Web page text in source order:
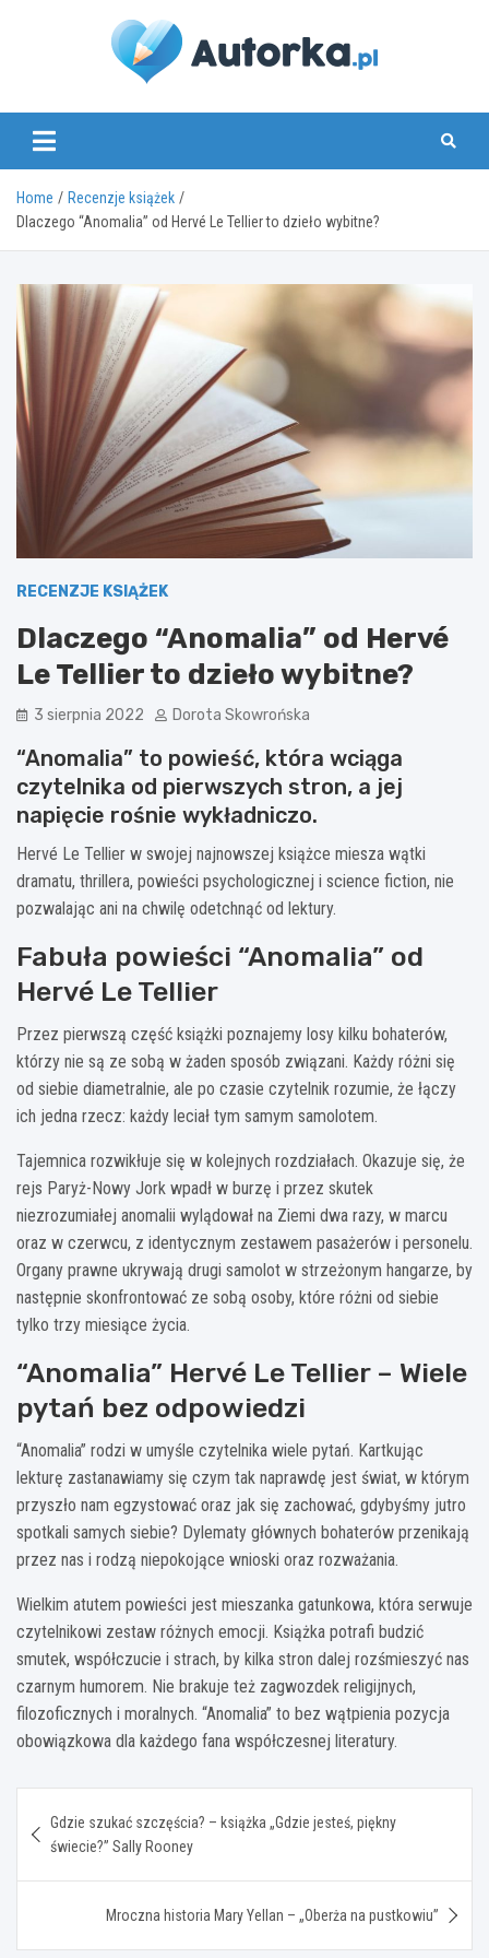
www.autorka.pl
Home
Recenzje książek
Dlaczego “Anomalia” od Hervé Le Tellier to dzieło wybitne?
RECENZJE KSIĄŻEK
Dlaczego “Anomalia” od Hervé
Le Tellier to dzieło wybitne?
3 sierpnia 2022 Dorota Skowrońska
“Anomalia” to powieść, która wciąga
czytelnika od pierwszych stron, a jej
napięcie rośnie wykładniczo.
Hervé Le Tellier w swojej najnowszej książce miesza wątki
dramatu, thrillera, powieści psychologicznej i science fiction, nie
pozwalając ani na chwilę odetchnąć od lektury.
Fabuła powieści “Anomalia” od
Hervé Le Tellier
Przez pierwszą część książki poznajemy losy kilku bohaterów,
którzy nie są ze sobą w żaden sposób związani. Każdy różni się
od siebie diametralnie, ale po czasie czytelnik rozumie, że łączy
ich jedna rzecz: każdy leciał tym samym samolotem.
Tajemnica rozwikłuje się w kolejnych rozdziałach. Okazuje się, że
rejs Paryż-Nowy Jork wpadł w burzę i przez skutek
niezrozumiałej anomalii wylądował na Ziemi dwa razy, w marcu
oraz w czerwcu, z identycznym zestawem pasażerów i personelu.
Organy prawne ukrywają drugi samolot w strzeżonym hangarze, by
następnie skonfrontować ze sobą osoby, które różni od siebie
tylko trzy miesiące życia.
“Anomalia” Hervé Le Tellier – Wiele
pytań bez odpowiedzi
“Anomalia” rodzi w umyśle czytelnika wiele pytań. Kartkując
lekturę zastanawiamy się czym tak naprawdę jest świat, w którym
przyszło nam egzystować oraz jak się zachować, gdybyśmy jutro
spotkali samych siebie? Dylematy głównych bohaterów przenikają
przez nas i rodzą niepokojące wnioski oraz rozważania.
Wielkim atutem powieści jest mieszanka gatunkowa, która serwuje
czytelnikowi zestaw różnych emocji. Książka potrafi budzić
smutek, współczucie i strach, by kilka stron dalej rozśmieszyć nas
czarnym humorem. Nie brakuje też zagwozdek religijnych,
filozoficznych i moralnych. “Anomalia” to bez wątpienia pozycja
obowiązkowa dla każdego fana współczesnej literatury.
wpisu
Gdzie szukać szczęścia? – książka „Gdzie jesteś, piękny
świecie?” Sally Rooney
Mroczna historia Mary Yellan – „Oberża na pustkowiu”